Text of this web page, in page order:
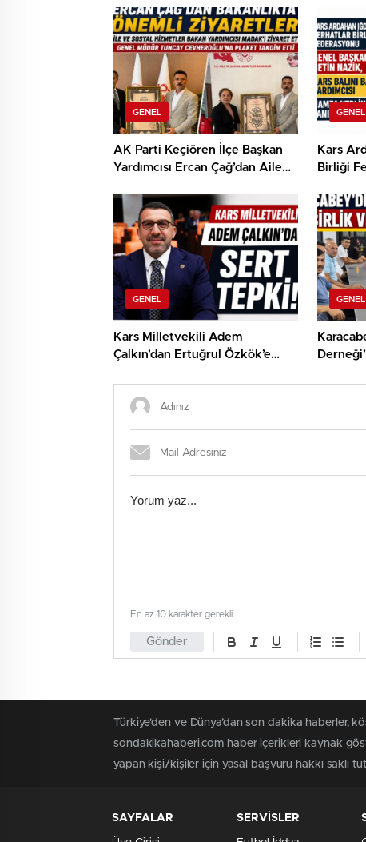
GENEL
AK Parti Keçiören İlçe Başkan
Yardımcısı Ercan Çağ’dan Aile
Bakanlığı’na Önemli Ziyaret
GENEL
Kars
Birliği
Bakan
GENEL
Kars Milletvekili Adem
Çalkın’dan Ertuğrul Özkök’e
GENEL
Gönder
En az 10 karakter gerekli
Türkiye'den ve Dünya’dan son dakika haberler,
sondakikahaberi.com haber içerikleri kaynak
yapan kişi/kişiler için yasal başvuru hakkı saklı
SAYFALAR SERVİSLER